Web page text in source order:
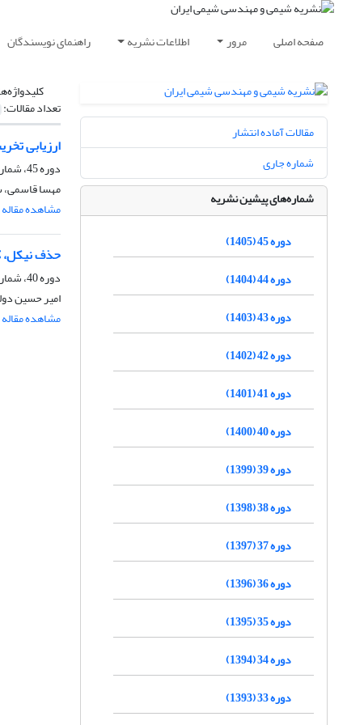
صفحه اصلی مرور اطلاعات نشریه راهنمای نویسندگان
تعداد مقالات:
ارزیابی
دوره 45، شماره 1، بهار 1405، صفحه
مهسا
مشاهده مقاله
حذف نیکل،
دوره 40، شماره 1، بهار 1400، صفحه
امیر حسین
مشاهده مقاله
مقالات آماده انتشار
شماره جاری
شماره‌های پیشین نشریه
دوره 45 (1405)
دوره 44 (1404)
دوره 43 (1403)
دوره 42 (1402)
دوره 41 (1401)
دوره 40 (1400)
دوره 39 (1399)
دوره 38 (1398)
دوره 37 (1397)
دوره 36 (1396)
دوره 35 (1395)
دوره 34 (1394)
دوره 33 (1393)